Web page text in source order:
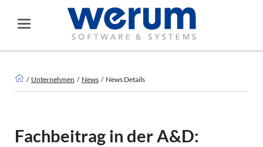
Unternehmen News News Details
Fachbeitrag in der A&D: